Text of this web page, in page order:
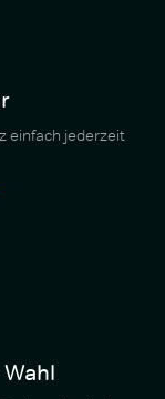
einfach jederzeit